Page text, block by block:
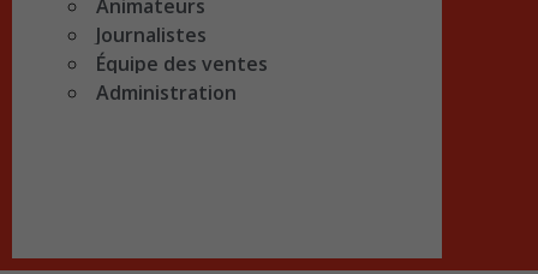
Animateurs
Journalistes
Équipe des ventes
Administration